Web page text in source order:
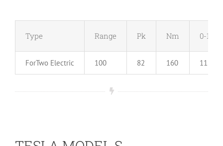
Type Range Pk Nm 0-100
ForTwo Electric 100 82 160 11.5